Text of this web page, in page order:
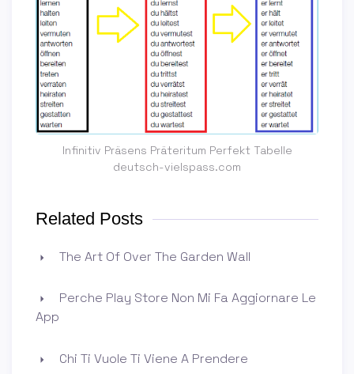
Infinitiv Präsens Präteritum Perfekt Tabelle
deutsch-vielspass.com
Related Posts
The Art Of Over The Garden Wall
Perche Play Store Non Mi Fa Aggiornare Le
App
Chi Ti Vuole Ti Viene A Prendere